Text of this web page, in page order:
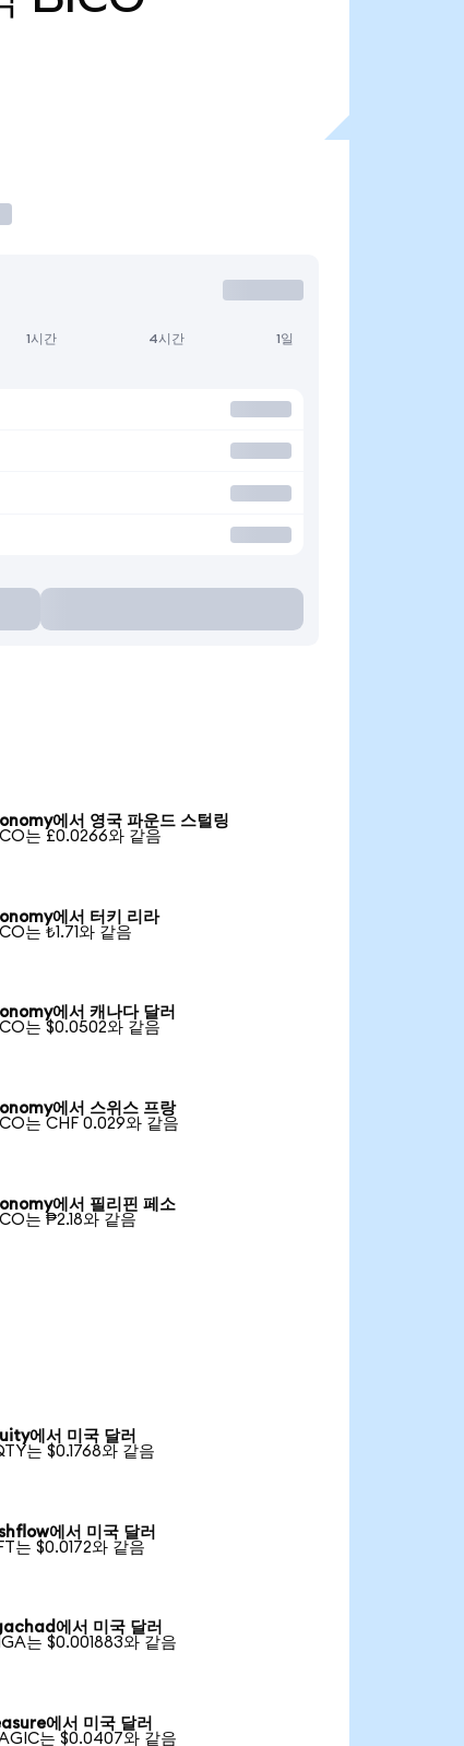
1시간 4시간 1일
에서 영국 파운드 스털링
는 £0.0266와 같음
에서 터키 리라
는 ₺1.71와 같음
에서 캐나다 달러
는 $0.0502와 같음
에서 스위스 프랑
는 CHF 0.029와 같음
에서 필리핀 페소
는 ₱2.18와 같음
에서 미국 달러
는 $0.1768와 같음
에서 미국 달러
는 $0.0172와 같음
에서 미국 달러
는 $0.001883와 같음
에서 미국 달러
는 $0.0407와 같음